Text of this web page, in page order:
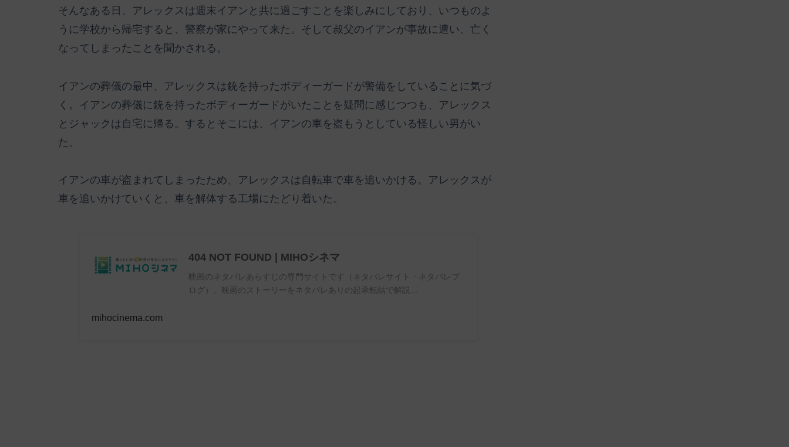
そんなある日、アレックスは週末イアンと共に過ごすことを楽しみにしており、いつものよ
うに学校から帰宅すると、警察が家にやって来た。そして叔父のイアンが事故に遭い、亡く
なってしまったことを聞かされる。
イアンの葬儀の最中、アレックスは銃を持ったボディーガードが警備をしていることに気づ
く。イアンの葬儀に銃を持ったボディーガードがいたことを疑問に感じつつも、アレックス
とジャックは自宅に帰る。するとそこには、イアンの車を盗もうとしている怪しい男がい
た。
イアンの車が盗まれてしまったため、アレックスは自転車で車を追いかける。アレックスが
車を追いかけていくと、車を解体する工場にたどり着いた。
404 NOT FOUND | MIHOシネマ
映画のネタバレあらすじの専門サイトです（ネタバレサイト・ネタバレブ
ログ）。映画のストーリーをネタバレありの起承転結で解説...
mihocinema.com